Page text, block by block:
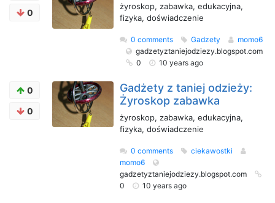
0
żyroskop, zabawka, edukacyjna,
fizyka, doświadczenie
0 comments Gadzety
momo6
gadzetyztaniejodziezy.blogspot.com
0
10 years ago
0
0
Gadżety z taniej odzieży:
Żyroskop zabawka
żyroskop, zabawka, edukacyjna,
fizyka, doświadczenie
0 comments
ciekawostki
momo6
gadzetyztaniejodziezy.blogspot.com
0
10 years ago